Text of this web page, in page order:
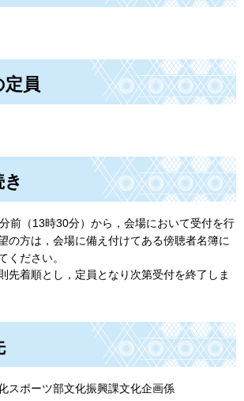
定員
前（13時30分）から，会場において受付を行
の方は，会場に備え付けてある傍聴者名簿に
ください。
先着順とし，定員となり次第受付を終了しま
スポーツ部文化振興課文化企画係